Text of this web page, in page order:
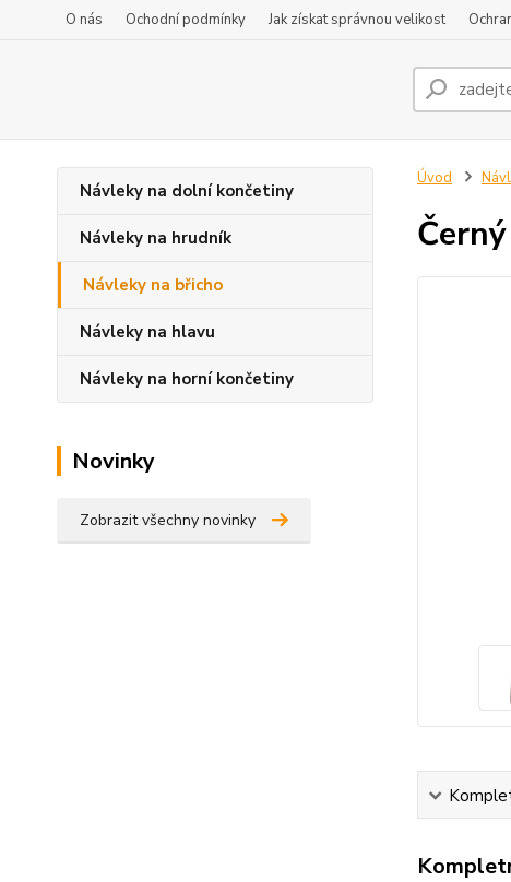
O nás Ochodní podmínky Jak získat správnou velikost
Návleky na dolní končetiny
Návleky na hrudník
Návleky na břicho
Návleky na hlavu
Návleky na horní končetiny
Novinky
Zobrazit všechny novinky
Úvod